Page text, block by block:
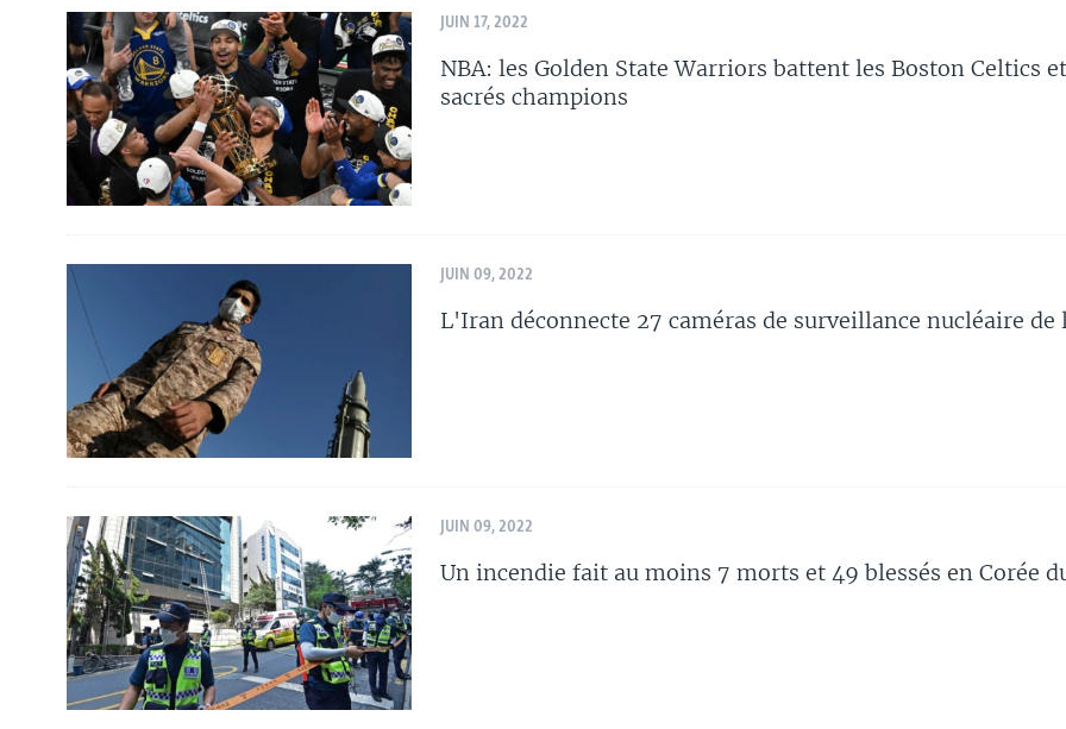
JUIN 17, 2022
NBA: les Golden State Warriors battent les Boston Celtics
sacrés champions
JUIN 09, 2022
L'Iran déconnecte 27 caméras de surveillance nucléaire de
JUIN 09, 2022
Un incendie fait au moins 7 morts et 49 blessés en Corée